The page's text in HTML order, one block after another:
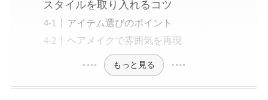
スタイルを取り入れるコツ
アイテム選びのポイント
ヘアメイクで雰囲気を再現
もっと見る